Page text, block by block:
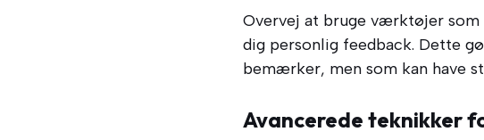
Overvej at bruge værktøjer
dig personlig feedback. Dette
bemærker, men som kan have
Avancerede teknikker